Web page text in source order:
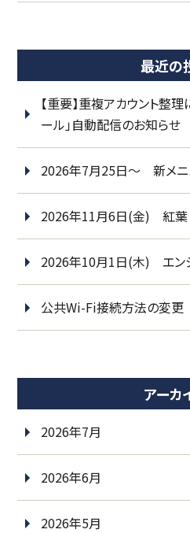
最近の
【重要】重複アカウント整
ール」自動配信のお知らせ
2026年7月25日～ 新メニ
2026年11月6日(金) 紅葉
2026年10月1日(木) エンジ
公共Wi-Fi接続方法の変更
アーカ
2026年7月
2026年6月
2026年5月